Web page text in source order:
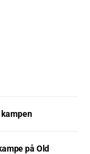
på Old